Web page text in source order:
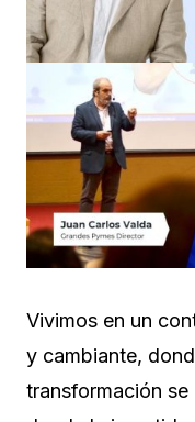
Vivimos en un
y cambiante,
transformación